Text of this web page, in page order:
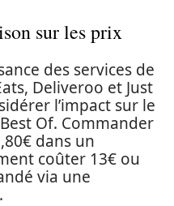
sur les prix
des services de
Deliveroo et Just
l’impact sur le
Of. Commander
dans un
coûter 13€ ou
via une